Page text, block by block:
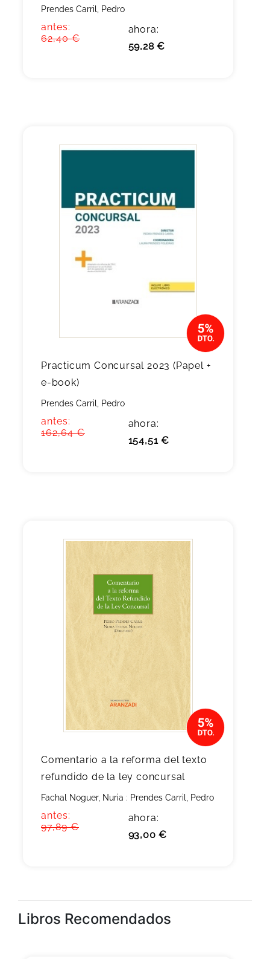
Prendes Carril, Pedro
antes:
62,40 €
ahora:
59,28 €
Practicum Concursal 2023 (Papel +
e-book)
Prendes Carril, Pedro
antes:
162,64 €
ahora:
154,51 €
Comentario a la reforma del texto
refundido de la ley concursal
Fachal Noguer, Nuria ; Prendes Carril, Pedro
antes:
97,89 €
ahora:
93,00 €
Libros Recomendados